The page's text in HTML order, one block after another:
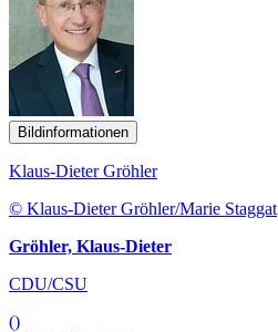
Bildinformationen
Klaus-Dieter Gröhler
© Klaus-Dieter Gröhler/Marie Staggat
Gröhler, Klaus-Dieter
CDU/CSU
()